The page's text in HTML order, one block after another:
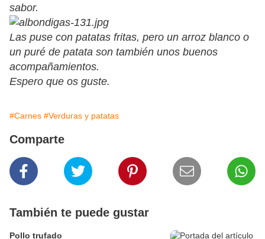
sabor.
Las puse con patatas fritas, pero un arroz blanco o
un puré de patata son también unos buenos
acompañamientos.
Espero que os guste.
#Carnes #Verduras y patatas
Comparte
También te puede gustar
Pollo trufado